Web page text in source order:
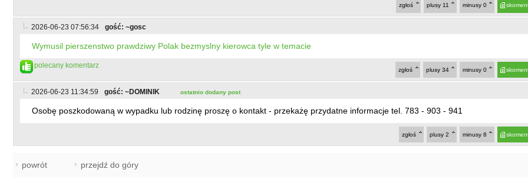
minusy 0
plusy 11
zgłoś
2026-06-23 07:56:34 gość: ~gosc
Wymusil pierszenstwo prawdziwy Polak bezmyslny kierowca tyle w temacie
polecany komentarz
minusy 0
plusy 34
zgłoś
2026-06-23 11:34:59 gość: ~DOMINIK ostatnio dodany post
Osobę poszkodowaną w wypadku lub rodzinę proszę o kontakt - przekażę przydatne informacje tel. 783 - 903 - 941
minusy 8
plusy 2
zgłoś
powrót przejdź do góry